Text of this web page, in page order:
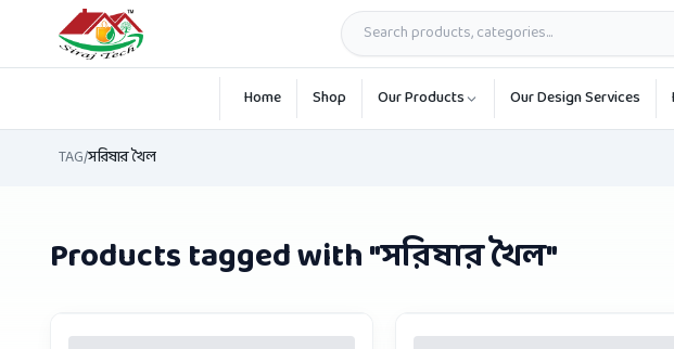
Skip to main content
Home Shop Our Products Our Design Services
TAG/সরিষার খৈল
Products tagged with "সরিষার খৈল"